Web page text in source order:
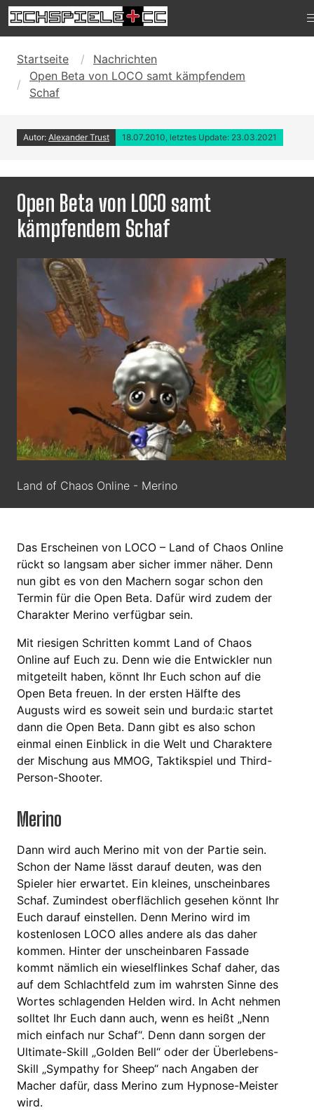
Startseite
Nachrichten
Open Beta von LOCO samt kämpfendem
Schaf
Autor: Alexander Trust 18.07.2010, letztes Update: 23.03.2021
Open Beta von LOCO samt
kämpfendem Schaf
Land of Chaos Online - Merino
Das Erscheinen von LOCO – Land of Chaos Online
rückt so langsam aber sicher immer näher. Denn
nun gibt es von den Machern sogar schon den
Termin für die Open Beta. Dafür wird zudem der
Charakter Merino verfügbar sein.
Mit riesigen Schritten kommt Land of Chaos
Online auf Euch zu. Denn wie die Entwickler nun
mitgeteilt haben, könnt Ihr Euch schon auf die
Open Beta freuen. In der ersten Hälfte des
Augusts wird es soweit sein und burda:ic startet
dann die Open Beta. Dann gibt es also schon
einmal einen Einblick in die Welt und Charaktere
der Mischung aus MMOG, Taktikspiel und Third-
Person-Shooter.
Merino
Dann wird auch Merino mit von der Partie sein.
Schon der Name lässt darauf deuten, was den
Spieler hier erwartet. Ein kleines, unscheinbares
Schaf. Zumindest oberflächlich gesehen könnt Ihr
Euch darauf einstellen. Denn Merino wird im
kostenlosen LOCO alles andere als das daher
kommen. Hinter der unscheinbaren Fassade
kommt nämlich ein wieselflinkes Schaf daher, das
auf dem Schlachtfeld zum im wahrsten Sinne des
Wortes schlagenden Helden wird. In Acht nehmen
solltet Ihr Euch dann auch, wenn es heißt „Nenn
mich einfach nur Schaf“. Denn dann sorgen der
Ultimate-Skill „Golden Bell“ oder der Überlebens-
Skill „Sympathy for Sheep“ nach Angaben der
Macher dafür, dass Merino zum Hypnose-Meister
wird.